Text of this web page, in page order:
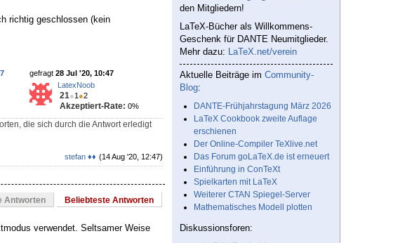
richtig geschlossen (kein
gefragt 28 Jul '20, 10:47
LatexNoob
21●1 ●2
Akzeptiert-Rate: 0%
die sich durch die Antwort erledigt
(14 Aug '20, 12:47)
stefan ♦♦
Antworten Beliebteste Antworten
verwendet. Seltsamer Weise
den Mitgliedern!
LaTeX-Bücher als Willkommens-
Geschenk für DANTE Neumitglieder.
Mehr dazu: LaTeX.net/verein
Aktuelle Beiträge im Community-
Blog:
DANTE-Frühjahrstagung März 2026
LaTeX Cookbook zweite Auflage
erschienen
Der Online-Compiler TeXlive.net
Das Forum goLaTeX.de ist erneuert
Einführung in ConTeXt
Spielkarten mit LaTeX
Weiterer CTAN Spiegel-Server
Mathematisches Modell plotten
Diskussionsforen: